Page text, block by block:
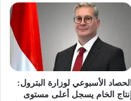
الحصاد الأسبوعي لوزارة البترول:
إنتاج الخام يسجل أعلى مستوى